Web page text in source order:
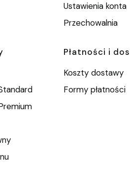
Ustawienia konta
Przechowalnia
Płatności i
Koszty dostawy
Formy płatności